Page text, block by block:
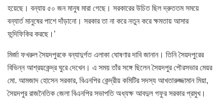
হয়েছে। বন্যায় ৫০ জন মানুষ মারা গেছে। সরকারের উচিত ছিল দ্রুততম সময়ে
বন্যার্ত মানুষের পাশে দাঁড়ানো। সরকার তা না করে নতুন করে ক্ষমতায় আসার
ফন্দিফিকির করছে।’
মির্জা ফখরুল সৈয়দপুরকে বন্যাদুর্গত এলাকা ঘোষণার দাবি জানান। তিনি সৈয়দপুরের
বিভিন্ন আশ্রয়কেন্দ্র ঘুরে দেখেন। এ সময় তাঁর সঙ্গে ছিলেন সৈয়দপুর পৌরসভার মেয়র
মো. আমজাদ হোসেন সরকার, বিএনপির কেন্দ্রীয় কমিটির সদস্য আখতারুজ্জামান মিয়া,
সৈয়দপুর রাজনৈতিক জেলা বিএনপির সভাপতি অধ্যক্ষ আবদুল গফুর সরকার প্রমুখ।